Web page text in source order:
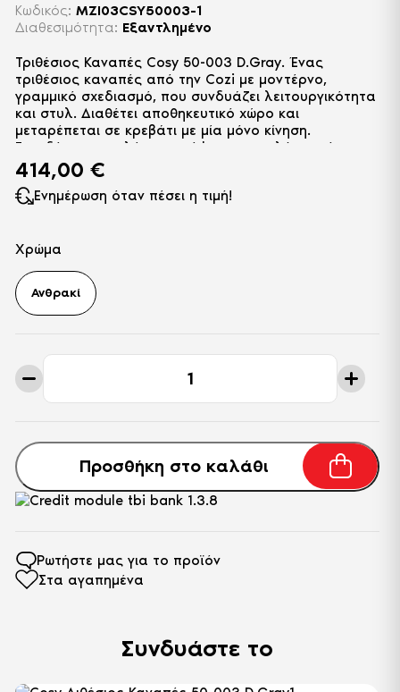
Κωδικός: MZI03CSY50003-1
Διαθεσιμότητα: Εξαντλημένο
Ενημέρωση όταν πέσει η τιμή!
Χρώμα
Ανθρακί
Τριθέσιος
Καναπές
Cosy
D.Gray
ποσότηταΠροσθήκη στο καλάθι
Τριθέσιος Καναπές Cosy 50-003 D.Gray. Ένας
τριθέσιος καναπές από την Cozi με μοντέρνο,
γραμμικό σχεδιασμό, που συνδυάζει λειτουργικότητα
και στυλ. Διαθέτει αποθηκευτικό χώρο και
μεταρέπεται σε κρεβάτι με μία μόνο κίνηση.
Επενδύεται με αλέκιαστο ύφασμα υψηλής ποιότητας.
414,00 €
Συνδυάστε το
Ρωτήστε μας για το προϊόν
Στα αγαπημένα